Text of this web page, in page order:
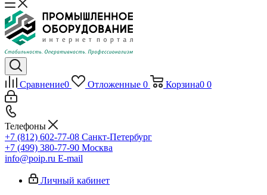
Сравнение0 Отложенные 0 Корзина0 0
Телефоны
+7 (812) 602-77-08 Санкт-Петербург
+7 (499) 380-77-90 Москва
info@poip.ru E-mail
Личный кабинет